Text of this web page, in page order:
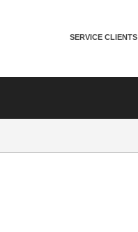
SERVICE CLIENTS